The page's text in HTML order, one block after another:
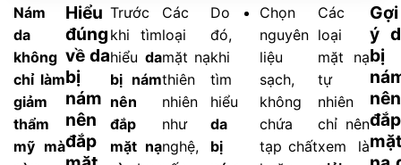
Nám
da
không
chỉ làm
giảm
thẩm
mỹ mà
Hiểu
đúng
về da
bị
nám
nên
đắp
Trước
khi tìm
hiểu da
bị nám
nên
đắp
mặt nạ
Các
loại
mặt nạ
thiên
nhiên
như
nghệ,
Do
đó,
khi
tìm
hiểu
da
bị
Chọn
nguyên
liệu
sạch,
không
chứa
tạp chất
Các
loại
mặt nạ
tự
nhiên
chỉ nên
xem là
Gợi
ý
bị
nên
đắp
mặt